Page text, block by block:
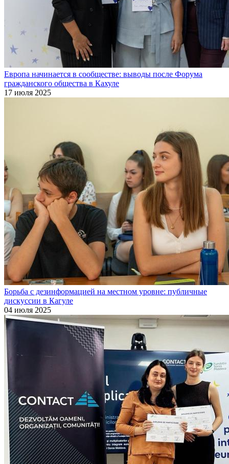
Европа начинается в сообществе: выводы после Форума
гражданского общества в Кахуле
17 июля 2025
Борьба с дезинформацией на местном уровне: публичные
дискуссии в Кагуле
04 июля 2025